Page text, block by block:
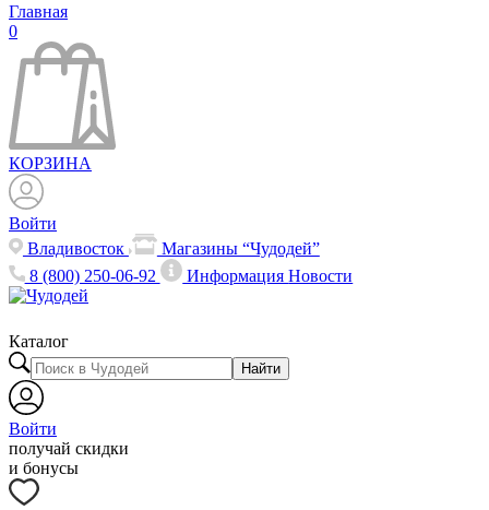
Главная
0
КОРЗИНА
Войти
Владивосток
Магазины “Чудодей”
8 (800) 250-06-92
ИнформацияНовости
Каталог
Найти
Войти
получай скидки
и бонусы